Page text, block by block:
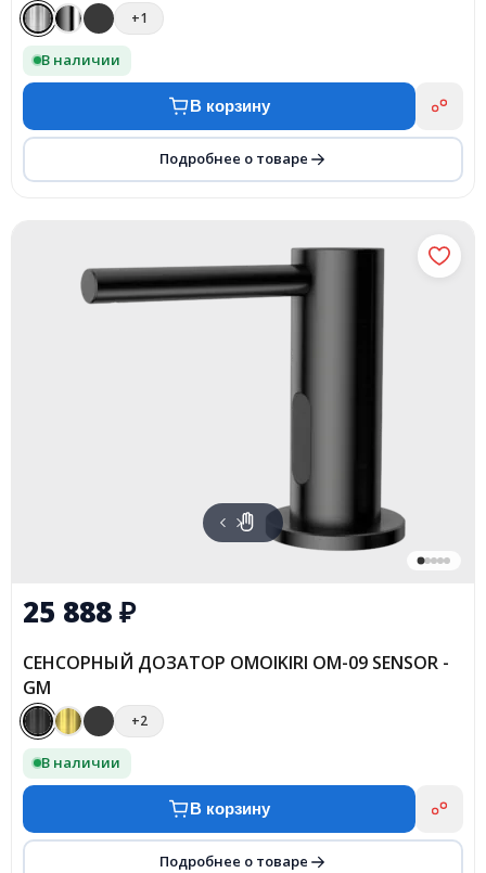
+1
В наличии
В корзину
Подробнее о товаре
25 888₽
СЕНСОРНЫЙ ДОЗАТОР OMOIKIRI OM-09 SENSOR -
GM
+2
В наличии
В корзину
Подробнее о товаре